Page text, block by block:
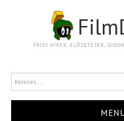
FRISS HÍREK, ELŐZETESEK,